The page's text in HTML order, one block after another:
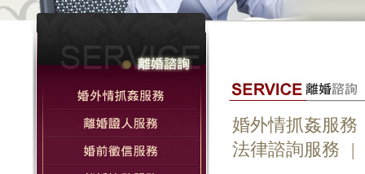
婚外情抓姦服務
法律諮詢服務
|